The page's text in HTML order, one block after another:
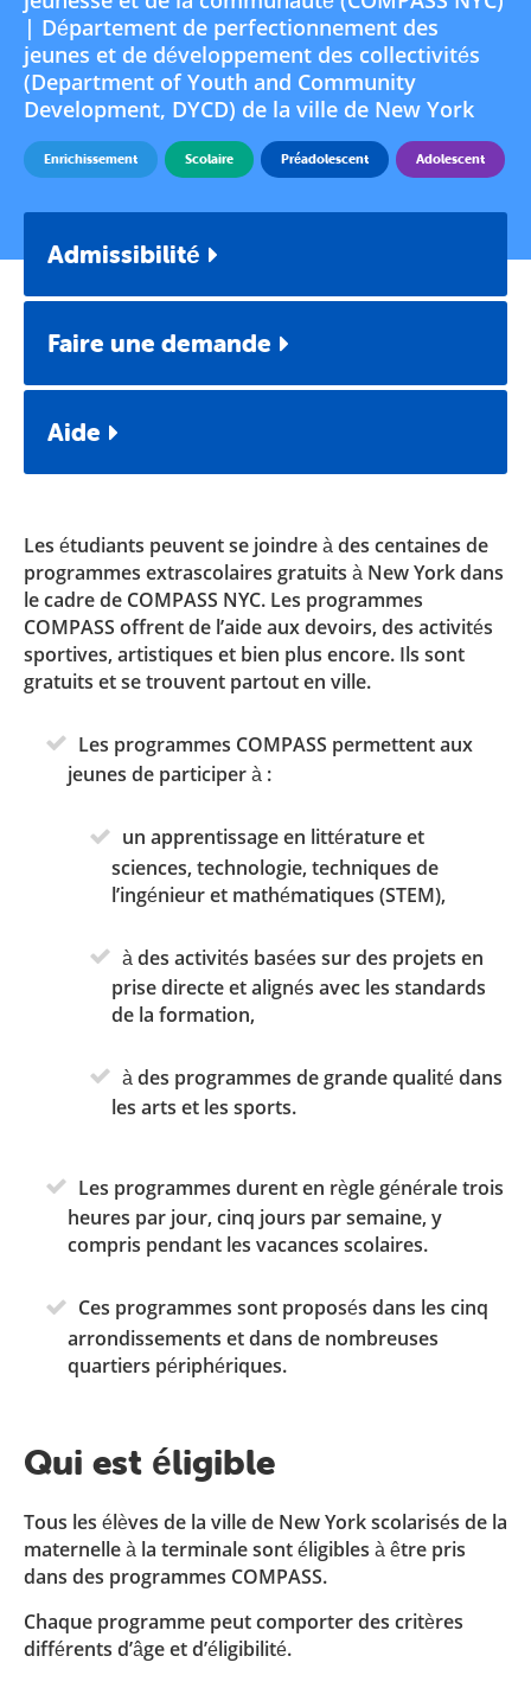
| Département de perfectionnement des
jeunes et de développement des collectivités
(Department of Youth and Community
Development, DYCD) de la ville de New York
Enrichissement Scolaire Préadolescent Adolescent
Admissibilité
Faire une demande
Aide
Les étudiants peuvent se joindre à des centaines de
programmes extrascolaires gratuits à New York dans
le cadre de COMPASS NYC. Les programmes
COMPASS offrent de l’aide aux devoirs, des activités
sportives, artistiques et bien plus encore. Ils sont
gratuits et se trouvent partout en ville.
Les programmes COMPASS permettent aux
jeunes de participer à :
un apprentissage en littérature et
sciences, technologie, techniques de
l’ingénieur et mathématiques (STEM),
à des activités basées sur des projets en
prise directe et alignés avec les standards
de la formation,
à des programmes de grande qualité dans
les arts et les sports.
Les programmes durent en règle générale trois
heures par jour, cinq jours par semaine, y
compris pendant les vacances scolaires.
Ces programmes sont proposés dans les cinq
arrondissements et dans de nombreuses
quartiers périphériques.
Qui est éligible
Tous les élèves de la ville de New York scolarisés de la
maternelle à la terminale sont éligibles à être pris
dans des programmes COMPASS.
Chaque programme peut comporter des critères
différents d’âge et d’éligibilité.